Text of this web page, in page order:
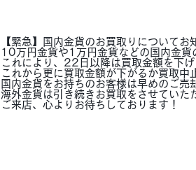
【緊急】国内金貨のお買取りについてお
10万円金貨や1万円金貨などの国内金貨
これにより、22日以降は買取金額を下げ
これから更に買取金額が下がるか買取中
国内金貨をお持ちのお客様は早めのご売
海外金貨は引き続きお買取をさせていた
ご来店、心よりお待ちしております！